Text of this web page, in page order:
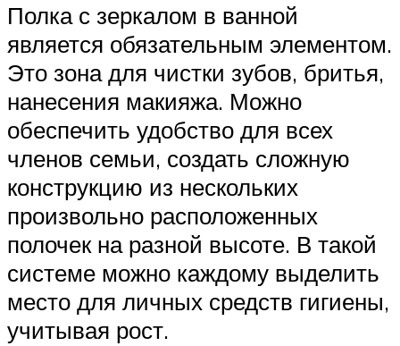
Полка с зеркалом в ванной
является обязательным элементом.
Это зона для чистки зубов, бритья,
нанесения макияжа. Можно
обеспечить удобство для всех
членов семьи, создать сложную
конструкцию из нескольких
произвольно расположенных
полочек на разной высоте. В такой
системе можно каждому выделить
место для личных средств гигиены,
учитывая рост.